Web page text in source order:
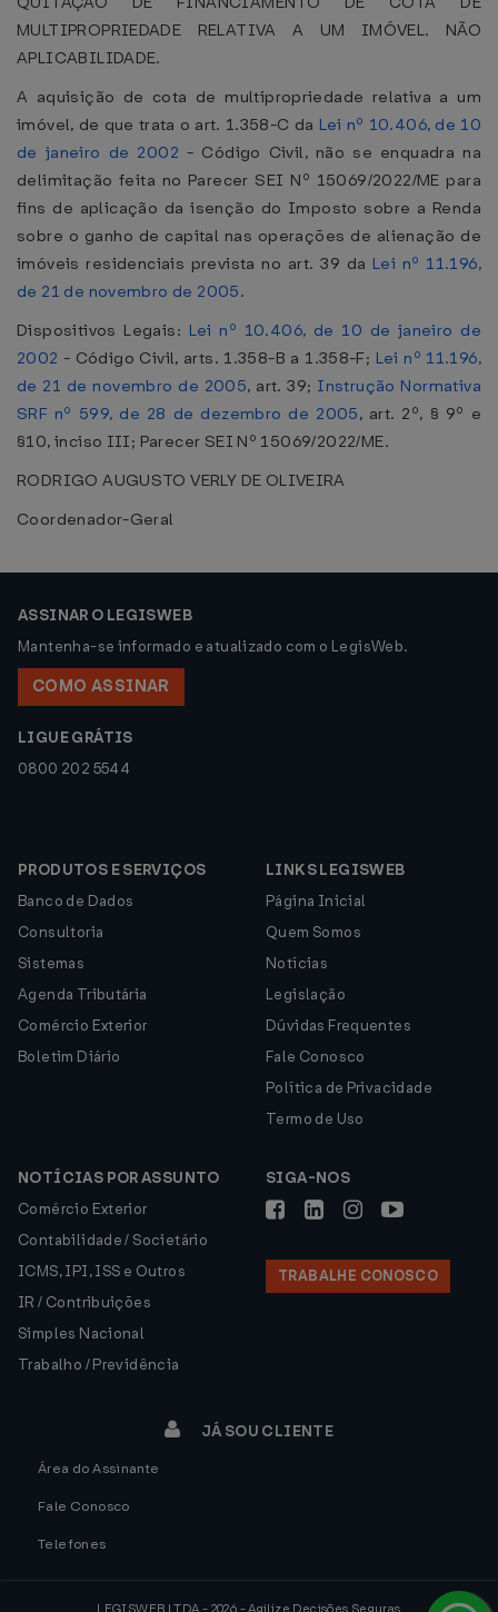
MULTIPROPRIEDADE RELATIVA A UM IMÓVEL. NÃO
APLICABILIDADE.
A aquisição de cota de multipropriedade relativa a um
imóvel, de que trata o art. 1.358-C da Lei nº 10.406, de 10
de janeiro de 2002 - Código Civil, não se enquadra na
delimitação feita no Parecer SEI Nº 15069/2022/ME para
fins de aplicação da isenção do Imposto sobre a Renda
sobre o ganho de capital nas operações de alienação de
imóveis residenciais prevista no art. 39 da Lei nº 11.196,
de 21 de novembro de 2005.
Dispositivos Legais: Lei nº 10.406, de 10 de janeiro de
2002 - Código Civil, arts. 1.358-B a 1.358-F; Lei nº 11.196,
de 21 de novembro de 2005, art. 39; Instrução Normativa
SRF nº 599, de 28 de dezembro de 2005, art. 2º, § 9º e
§10, inciso III; Parecer SEI Nº 15069/2022/ME.
RODRIGO AUGUSTO VERLY DE OLIVEIRA
Coordenador-Geral
ASSINAR O LEGISWEB
Mantenha-se informado e atualizado com o LegisWeb.
COMO ASSINAR
LIGUE GRÁTIS
0800 202 5544
PRODUTOS E SERVIÇOS
Banco de Dados
Consultoria
Sistemas
Agenda Tributária
Comércio Exterior
Boletim Diário
LINKS LEGISWEB
Página Inicial
Quem Somos
Notícias
Legislação
Dúvidas Frequentes
Fale Conosco
Política de Privacidade
Termo de Uso
NOTÍCIAS POR ASSUNTO
Comércio Exterior
Contabilidade / Societário
ICMS, IPI, ISS e Outros
IR / Contribuições
Simples Nacional
Trabalho / Previdência
SIGA-NOS
TRABALHE CONOSCO
JÁ SOU CLIENTE
Área do Assinante
Fale Conosco
Telefones